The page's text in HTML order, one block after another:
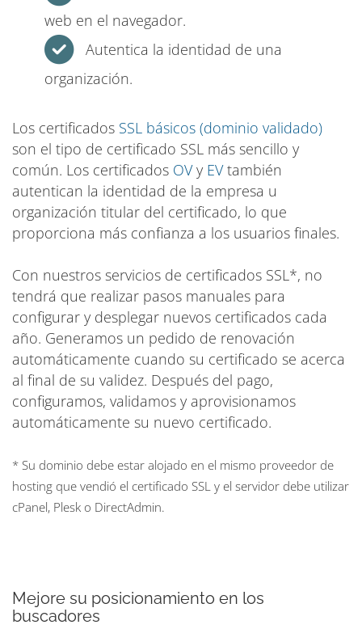
web en el navegador.
Autentica la identidad de una
organización.
Los certificados SSL básicos (dominio validado)
son el tipo de certificado SSL más sencillo y
común. Los certificados OVy EVtambién
autentican la identidad de la empresa u
organización titular del certificado, lo que
proporciona más confianza a los usuarios finales.
Con nuestros servicios de certificados SSL*, no
tendrá que realizar pasos manuales para
configurar y desplegar nuevos certificados cada
año. Generamos un pedido de renovación
automáticamente cuando su certificado se acerca
al final de su validez. Después del pago,
configuramos, validamos y aprovisionamos
automáticamente su nuevo certificado.
* Su dominio debe estar alojado en el mismo proveedor de
hosting que vendió el certificado SSL y el servidor debe utilizar
cPanel, Plesk o DirectAdmin.
Mejore su posicionamiento en los
buscadores